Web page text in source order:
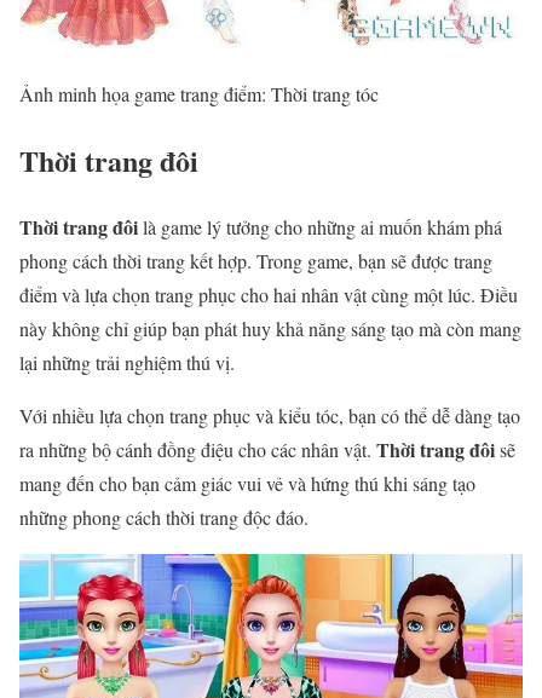
Ảnh minh họa game trang điểm: Thời trang tóc
Thời trang đôi
Thời trang đôilà game lý tưởng cho những ai muốn khám phá
phong cách thời trang kết hợp. Trong game, bạn sẽ được trang
điểm và lựa chọn trang phục cho hai nhân vật cùng một lúc. Điều
này không chỉ giúp bạn phát huy khả năng sáng tạo mà còn mang
lại những trải nghiệm thú vị.
Với nhiều lựa chọn trang phục và kiểu tóc, bạn có thể dễ dàng tạo
ra những bộ cánh đồng điệu cho các nhân vật. Thời trang đôisẽ
mang đến cho bạn cảm giác vui vẻ và hứng thú khi sáng tạo
những phong cách thời trang độc đáo.